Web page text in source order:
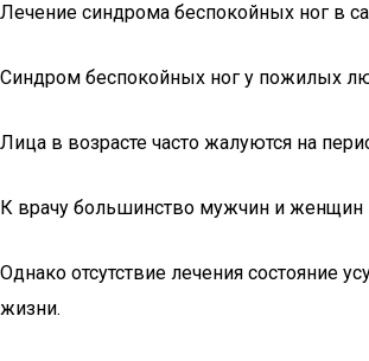
Лечение синдрома беспокойных ног в
Синдром беспокойных ног у пожилых
Лица в возрасте часто жалуются на
К врачу большинство мужчин и женщин
Однако отсутствие лечения состояние
жизни.